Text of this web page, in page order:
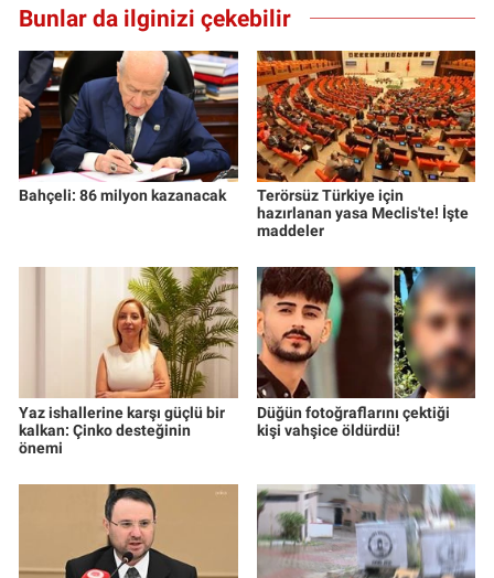
Bunlar da ilginizi çekebilir
Bahçeli: 86 milyon kazanacak
Terörsüz Türkiye için
hazırlanan yasa Meclis'te! İşte
maddeler
Yaz ishallerine karşı güçlü bir
kalkan: Çinko desteğinin
önemi
Düğün fotoğraflarını çektiği
kişi vahşice öldürdü!
Yerel Gündem
Yerel Yaşam
Canlı Yayın